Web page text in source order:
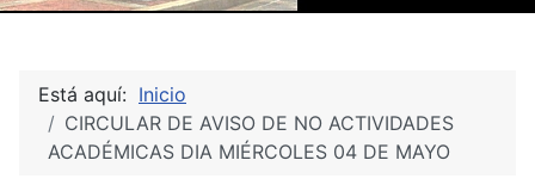
Está aquí: Inicio
CIRCULAR DE AVISO DE NO ACTIVIDADES
ACADÉMICAS DIA MIÉRCOLES 04 DE MAYO